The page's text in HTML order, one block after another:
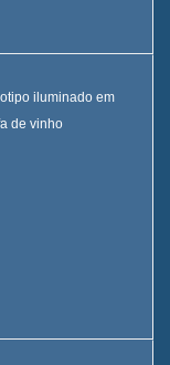
iluminado em
de vinho